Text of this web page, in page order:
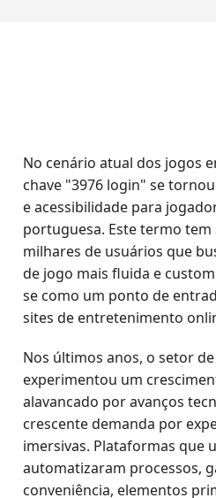
No cenário atual dos jogos
chave "3976 login" se
e acessibilidade para
portuguesa. Este termo
milhares de usuários que
de jogo mais fluida e
se como um ponto de
sites de entretenimento
Nos últimos anos, o setor
experimentou um
alavancado por avanços
crescente demanda por
imersivas. Plataformas que
automatizaram processos,
conveniência, elementos